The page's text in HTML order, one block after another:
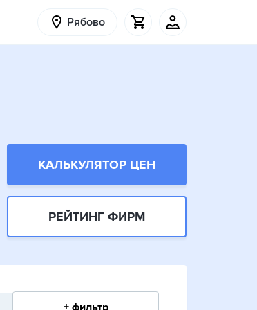
Рябово
КАЛЬКУЛЯТОР ЦЕН
РЕЙТИНГ ФИРМ
+ фильтр